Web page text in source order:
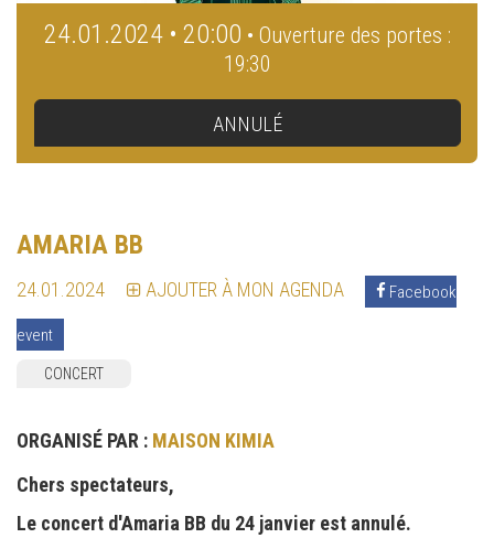
24.01.2024 • 20:00 • Ouverture des portes :
19:30
ANNULÉ
AMARIA BB
24.01.2024 AJOUTER À MON AGENDA Facebook
event
CONCERT
ORGANISÉ PAR : MAISON KIMIA
Chers spectateurs,
Le concert d'Amaria BB du 24 janvier est annulé.